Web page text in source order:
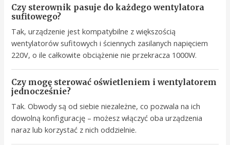
Czy sterownik pasuje do każdego wentylatora
sufitowego?
Tak, urządzenie jest kompatybilne z większością
wentylatorów sufitowych i ściennych zasilanych napięciem
220V, o ile całkowite obciążenie nie przekracza 1000W.
Czy mogę sterować oświetleniem i wentylatorem
jednocześnie?
Tak. Obwody są od siebie niezależne, co pozwala na ich
dowolną konfigurację – możesz włączyć oba urządzenia
naraz lub korzystać z nich oddzielnie.